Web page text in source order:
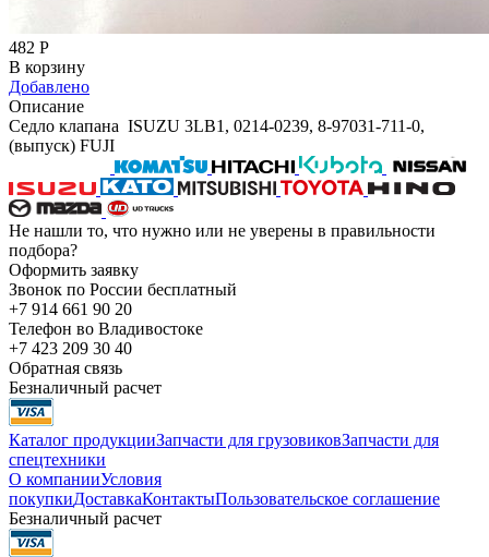
482 Р
В корзину
Добавлено
Описание
Седло клапана ISUZU 3LB1, 0214-0239, 8-97031-711-0,
(выпуск) FUJI
Не нашли то, что нужно или не уверены в правильности
подбора?
Оформить заявку
Звонок по России бесплатный
+7 914 661 90 20
Телефон во Владивостоке
+7 423 209 30 40
Обратная связь
Безналичный расчет
Каталог продукцииЗапчасти для грузовиковЗапчасти для
спецтехники
О компанииУсловия
покупкиДоставкаКонтактыПользовательское соглашение
Безналичный расчет